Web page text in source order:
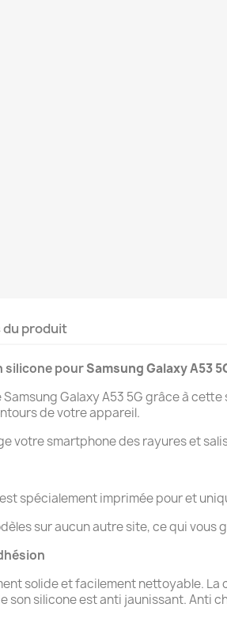
du produit
silicone pourSamsung Galaxy A53
Galaxy A53 5G grâce à
de votre appareil.
votre smartphone des rayures et
spécialement imprimée pour et
sur aucun autre site, ce qui
solide et facilement nettoyable.
son silicone est anti jaunissant. Anti